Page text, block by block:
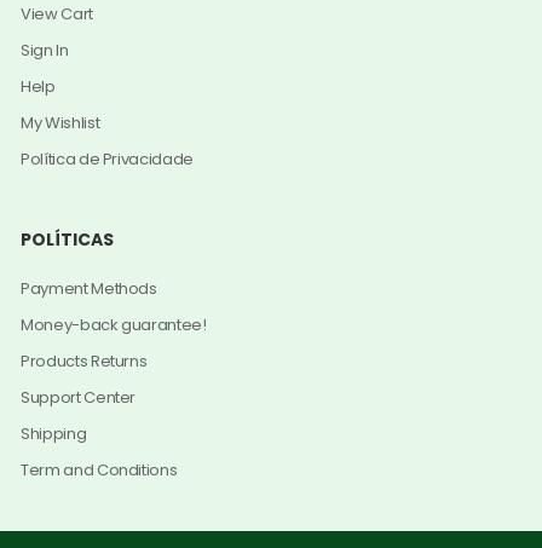
View Cart
Sign In
Help
My Wishlist
Política de Privacidade
POLÍTICAS
Payment Methods
Money-back guarantee!
Products Returns
Support Center
Shipping
Term and Conditions